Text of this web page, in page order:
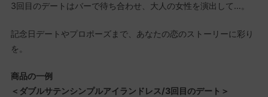
3回目のデートはバーで待ち合わせ、大人の女性を演出して…。
記念日デートやプロポーズまで、あなたの恋のストーリーに彩り
を。
商品の一例
＜ダブルサテンシンプルアイランドレス/3回目のデート＞